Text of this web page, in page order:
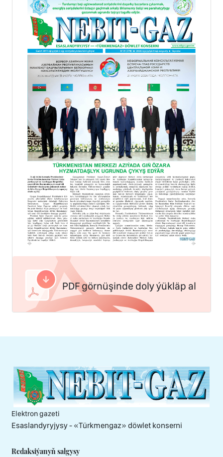
PDF görnüşinde doly ýükläp al
Elektron gazeti
Esaslandyryjysy - «Тürkmengaz» döwlet konserni
Redaksiýanyň salgysy